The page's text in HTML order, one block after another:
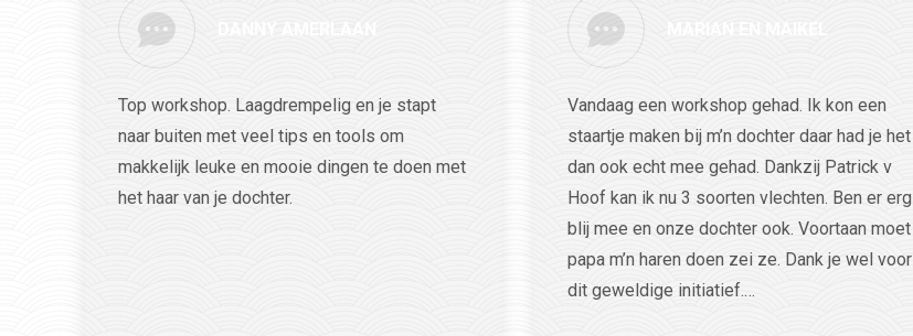
Top workshop. Laagdrempelig en je stapt
naar buiten met veel tips en tools om
makkelijk leuke en mooie dingen te doen met
het haar van je dochter.
Vandaag een workshop gehad. Ik kon een
staartje maken bij m’n dochter daar had je het
dan ook echt mee gehad. Dankzij Patrick v
Hoof kan ik nu 3 soorten vlechten. Ben er erg
blij mee en onze dochter ook. Voortaan moet
papa m’n haren doen zei ze. Dank je wel voor
dit geweldige initiatief.…